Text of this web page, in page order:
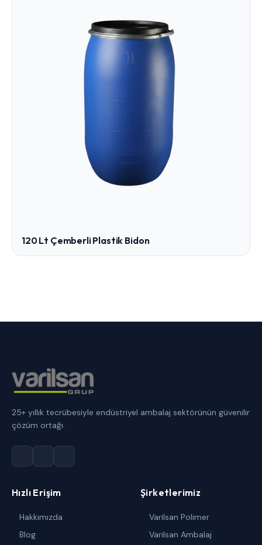
120 Lt Çemberli Plastik Bidon
25+ yıllık tecrübesiyle endüstriyel ambalaj sektörünün güvenilir
çözüm ortağı.
Hızlı Erişim
Hakkımızda
Blog
Şirketlerimiz
Varilsan Polimer
Varilsan Ambalaj